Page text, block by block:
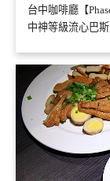
台中咖啡廳【
中神等級流心巴